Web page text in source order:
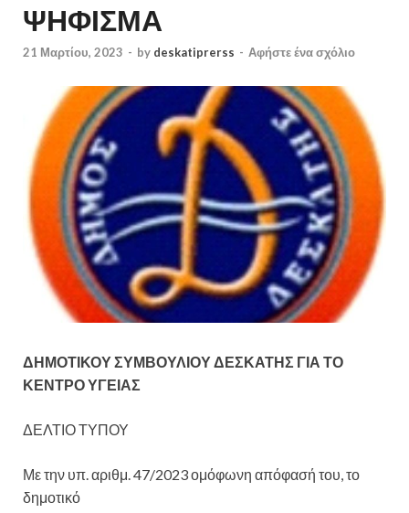
ΨΗΦΙΣΜΑ
21 Μαρτίου, 2023 - by deskatiprerss - Αφήστε ένα σχόλιο
ΔΗΜΟΤΙΚΟΥ ΣΥΜΒΟΥΛΙΟΥ ΔΕΣΚΑΤΗΣ ΓΙΑ ΤΟ
ΚΕΝΤΡΟ ΥΓΕΙΑΣ
ΔΕΛΤΙΟ ΤΥΠΟΥ
Με την υπ. αριθμ. 47/2023 ομόφωνη απόφασή του, το
δημοτικό